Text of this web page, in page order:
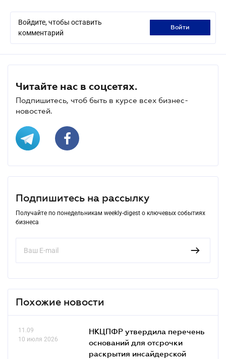
Войдите, чтобы оставить
комментарий
войти
Читайте нас в соцсетях.
Подпишитесь, чтоб быть в курсе всех бизнес-
новостей.
Подпишитесь на рассылку
Получайте по понедельникам weekly-digest о ключевых событиях
бизнеса
Похожие новости
11.09
10 июля 2026
НКЦПФР утвердила перечень
оснований для отсрочки
раскрытия инсайдерской